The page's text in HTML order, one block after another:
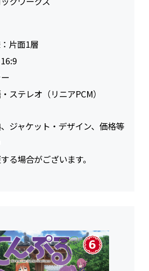
片面1層
16:9
ステレオ（リニアPCM）
ジャケット・デザイン、価格等
る場合がございます。